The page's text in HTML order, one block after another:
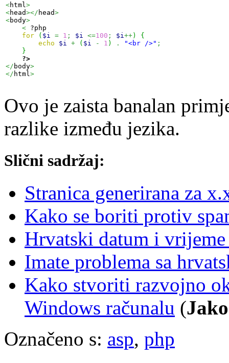
<html >
<head></ head>
<body>
< ?php
for
( $i = 1 ; $i <=100 ; $i ++)
{
echo
$i + ( $i - 1 ) . "<br />" ;
}
?>
</ body>
</ html >
Ovo je zaista banalan
razlike između jezika.
Slični sadržaj:
Stranica generirana za
Kako se boriti protiv
Hrvatski datum i vrijeme
Imate problema sa
Kako stvoriti razvojno
Windows računalu (
Označeno s: asp, php